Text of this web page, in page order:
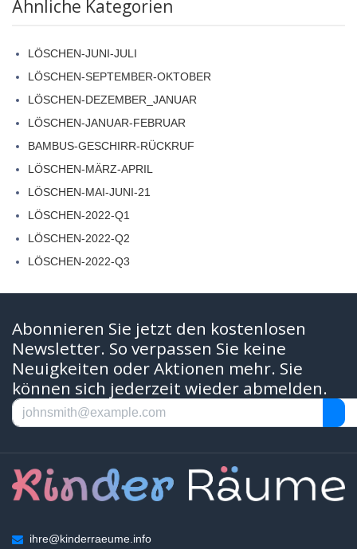
Ähnliche Kategorien
LÖSCHEN-JUNI-JULI
LÖSCHEN-SEPTEMBER-OKTOBER
LÖSCHEN-DEZEMBER_JANUAR
LÖSCHEN-JANUAR-FEBRUAR
BAMBUS-GESCHIRR-RÜCKRUF
LÖSCHEN-MÄRZ-APRIL
LÖSCHEN-MAI-JUNI-21
LÖSCHEN-2022-Q1
LÖSCHEN-2022-Q2
LÖSCHEN-2022-Q3
Abonnieren Sie jetzt den kostenlosen
Newsletter. So verpassen Sie keine
Neuigkeiten oder Aktionen mehr. Sie
können sich jederzeit wieder abmelden.
ihre@kinderraeume.info